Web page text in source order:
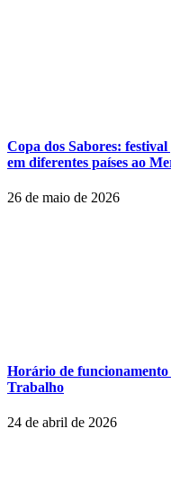
Copa dos Sabores:
em diferentes países ao
26 de maio de 2026
Horário de funcionamento
Trabalho
24 de abril de 2026